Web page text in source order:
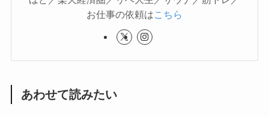
お仕事の依頼はこちら
あわせて読みたい